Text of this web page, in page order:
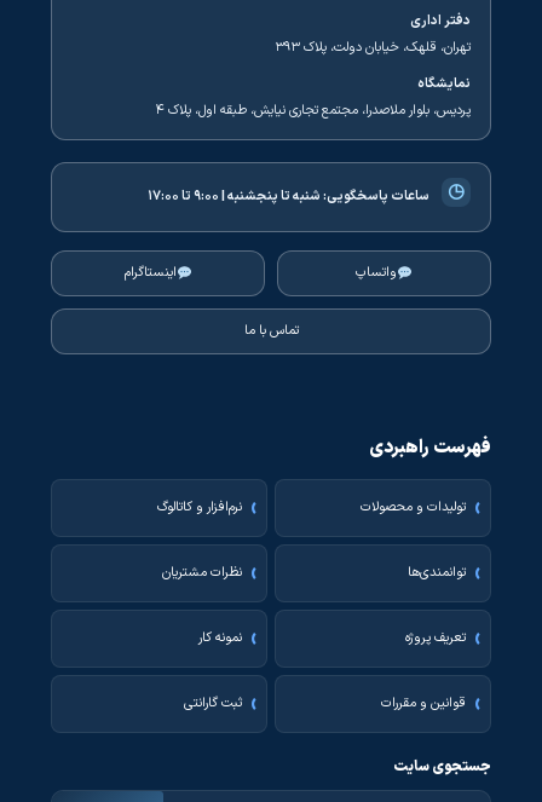
دفتر اداری
تهران، قلهک، خیابان دولت، پلاک ۳۹۳
نمایشگاه
پردیس، بلوار ملاصدرا، مجتمع تجاری نیایش، طبقه اول، پلاک ۴
◷ ساعات پاسخگویی:شنبه تا پنجشنبه | ۹:۰۰ تا ۱۷:۰۰
واتساپ اینستاگرام
تماس با ما
فهرست راهبردی
تولیدات و محصولات نرم‌افزار و کاتالوگ
توانمندی‌ها نظرات مشتریان
تعریف پروژه نمونه کار
قوانین و مقررات ثبت گارانتی
جستجوی سایت